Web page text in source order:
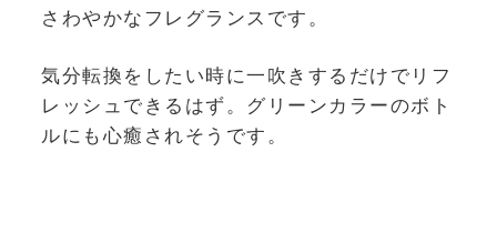
さわやかなフレグランスです。
気分転換をしたい時に一吹きするだけでリフ
レッシュできるはず。グリーンカラーのボト
ルにも心癒されそうです。